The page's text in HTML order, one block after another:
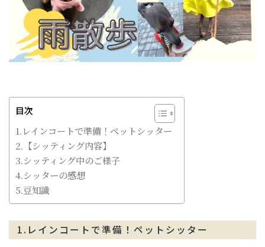
目次
1.レインコートで準備！ペットシッター
2.【シッティング内容】
3.シッティング中のご様子
4.シッターの感想
5.豆知識
1.レインコートで準備！ペットシッター